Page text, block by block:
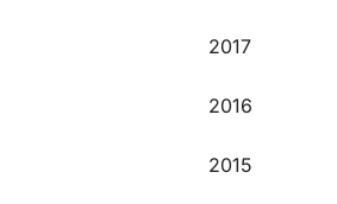
2017
2016
2015